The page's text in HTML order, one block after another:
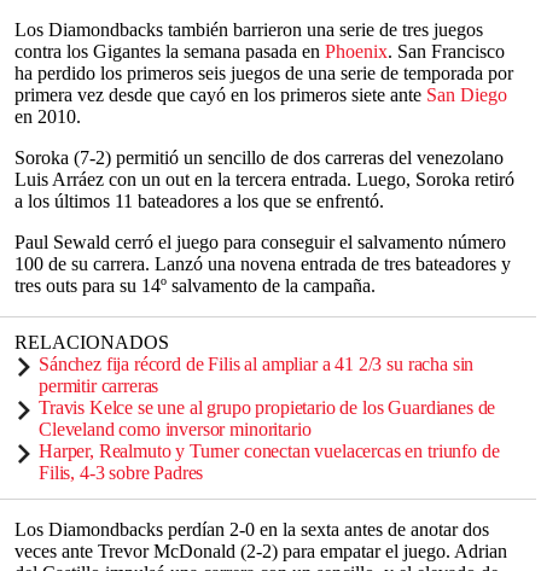
Los Diamondbacks también barrieron una serie de tres juegos
contra los Gigantes la semana pasada en Phoenix. San Francisco
ha perdido los primeros seis juegos de una serie de temporada por
primera vez desde que cayó en los primeros siete ante San Diego
en 2010.
Soroka (7-2) permitió un sencillo de dos carreras del venezolano
Luis Arráez con un out en la tercera entrada. Luego, Soroka retiró
a los últimos 11 bateadores a los que se enfrentó.
Paul Sewald cerró el juego para conseguir el salvamento número
100 de su carrera. Lanzó una novena entrada de tres bateadores y
tres outs para su 14º salvamento de la campaña.
RELACIONADOS
Sánchez fija récord de Filis al ampliar a 41 2/3 su racha sin
permitir carreras
Travis Kelce se une al grupo propietario de los Guardianes de
Cleveland como inversor minoritario
Harper, Realmuto y Turner conectan vuelacercas en triunfo de
Filis, 4-3 sobre Padres
Los Diamondbacks perdían 2-0 en la sexta antes de anotar dos
veces ante Trevor McDonald (2-2) para empatar el juego. Adrian